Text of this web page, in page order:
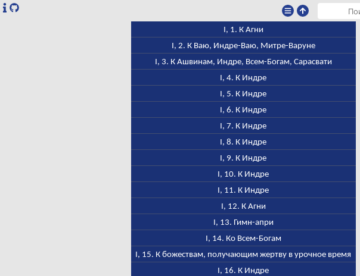
I, 1. К Агни
I, 2. К Ваю, Индре-Ваю, Митре-Варуне
I, 3. К Ашвинам, Индре, Всем-Богам, Сарасвати
I, 4. К Индре
I, 5. К Индре
I, 6. К Индре
I, 7. К Индре
I, 8. К Индре
I, 9. К Индре
I, 10. К Индре
I, 11. К Индре
I, 12. К Агни
I, 13. Гимн-апри
I, 14. Ко Всем-Богам
I, 15. К божествам, получающим жертву в урочное время
I, 16. К Индре